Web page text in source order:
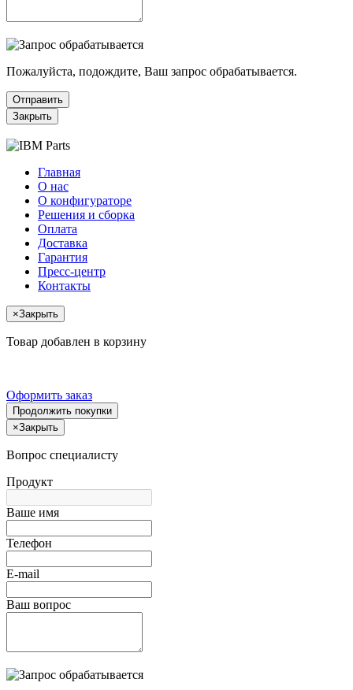
Пожалуйста, подождите, Ваш запрос обрабатывается.
Отправить
Закрыть
Главная
О нас
О конфигураторе
Решения и сборка
Оплата
Доставка
Гарантия
Пресс-центр
Контакты
×Закрыть
Товар добавлен в корзину
Оформить заказ
Продолжить покупки
×Закрыть
Вопрос специалисту
Продукт
Ваше имя
Телефон
E-mail
Ваш вопрос